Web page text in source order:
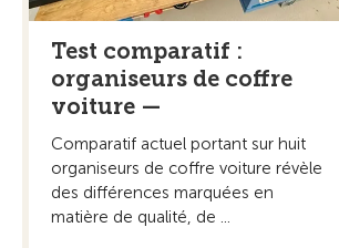
Test comparatif :
organiseurs de coffre
voiture —
Comparatif actuel portant sur huit
organiseurs de coffre voiture révèle
des différences marquées en
matière de qualité, de ...